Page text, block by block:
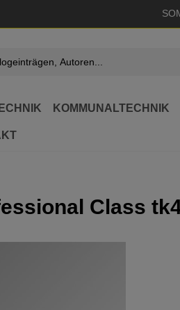
KOMMUNALTECHNIK
Class